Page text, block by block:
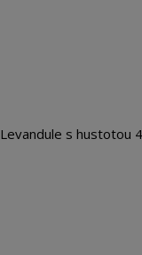
s hustotou